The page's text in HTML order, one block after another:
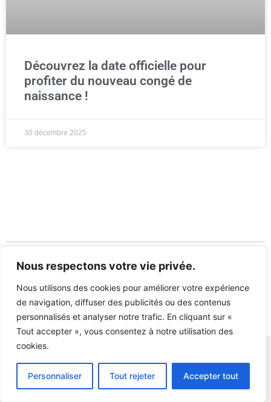
Nous respectons votre vie privée.
Nous utilisons des cookies pour améliorer votre expérience
de navigation, diffuser des publicités ou des contenus
personnalisés et analyser notre trafic. En cliquant sur «
Tout accepter », vous consentez à notre utilisation des
cookies.
Personnaliser Tout rejeter Accepter tout
Découvrez la date officielle pour
profiter du nouveau congé de
naissance !
30 décembre 2025
alice@insurmee.ai